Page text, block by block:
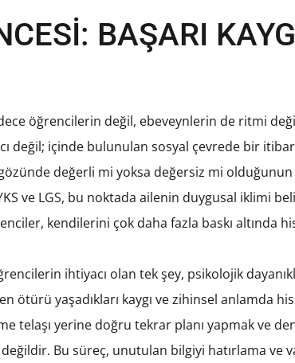
BAŞARI
öğrencilerin değil, ebeveynlerin de ritmi
değil; içinde bulunulan sosyal çevrede bir itibar
değerli mi yoksa değersiz mi
ve LGS, bu noktada ailenin duygusal iklimi
kendilerini çok daha fazla baskı altında
ihtiyacı olan tek şey, psikolojik
ötürü yaşadıkları kaygı ve zihinsel anlamda
telaşı yerine doğru tekrar planı yapmak ve
Bu süreç, unutulan bilgiyi hatırlama ve